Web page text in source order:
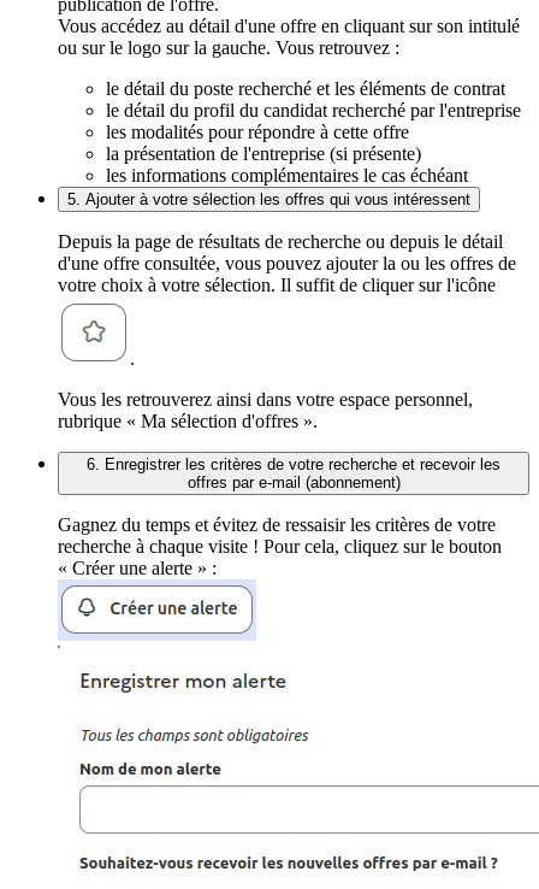
Vous accédez au détail d'une offre en cliquant sur son intitulé
ou sur le logo sur la gauche. Vous retrouvez :
le détail du poste recherché et les éléments de contrat
le détail du profil du candidat recherché par l'entreprise
les modalités pour répondre à cette offre
la présentation de l'entreprise (si présente)
les informations complémentaires le cas échéant
5. Ajouter à votre sélection les offres qui vous intéressent
Depuis la page de résultats de recherche ou depuis le détail
d'une offre consultée, vous pouvez ajouter la ou les offres de
votre choix à votre sélection. Il suffit de cliquer sur l'icône
.
Vous les retrouverez ainsi dans votre espace personnel,
rubrique « Ma sélection d'offres ».
6. Enregistrer les critères de votre recherche et recevoir les
offres par e-mail (abonnement)
Gagnez du temps et évitez de ressaisir les critères de votre
recherche à chaque visite ! Pour cela, cliquez sur le bouton
« Créer une alerte » :